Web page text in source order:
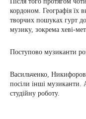
кордоном. Географія їх
творчих пошуках гурт
музику, зокрема хеві-
Поступово музиканти
Васильченко,
посіли інші музиканти.
студійну роботу.